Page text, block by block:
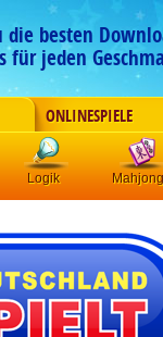
besten
für jeden
ONLINESPIELE
Logik Mahjong